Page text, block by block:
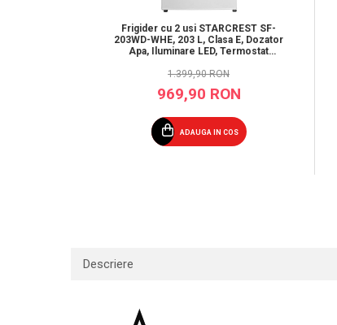
Frigider cu 2 usi STARCREST SF-
203WD-WHE, 203 L, Clasa E, Dozator
Apa, Iluminare LED, Termostat
Alb
1.399,90 RON
969,90 RON
ADAUGA IN COS
Descriere